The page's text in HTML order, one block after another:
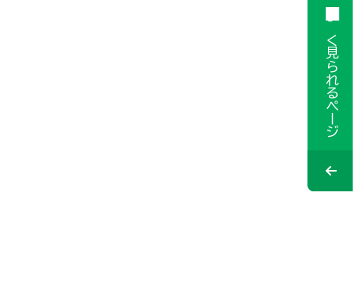
よく見られるページ